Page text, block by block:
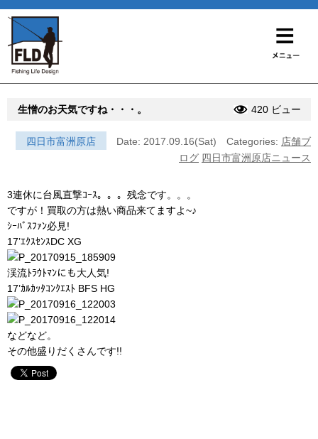
生憎のお天気ですね・・・。 420 ビュー
四日市富洲原店 Date: 2017.09.16(Sat) Categories: 店舗ブ
ログ 四日市富洲原店ニュース
3連休に台風直撃ｺｰｽ。。。残念です。。。
ですが！買取の方は熱い商品来てますよ~♪
ｼｰﾊﾞｽﾌｧﾝ必見!
17’ｴｸｽｾﾝｽDC XG
渓流ﾄﾗｳﾄﾏﾝにも大人気!
17’ｶﾙｶｯﾀｺﾝｸｴｽﾄ BFS HG
などなど。
その他盛りだくさんです!!